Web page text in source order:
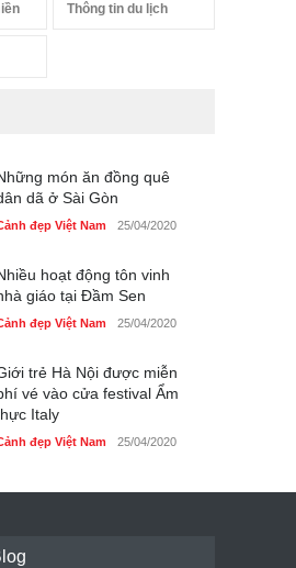
Thông tin du lịch
món ăn đồng quê
dã ở Sài Gòn
đẹp Việt Nam 25/04/2020
hoạt động tôn vinh
giáo tại Đầm Sen
đẹp Việt Nam 25/04/2020
trẻ Hà Nội được miễn
vé vào cửa festival Ẩm
Italy
đẹp Việt Nam 25/04/2020
giác mạch khoe sắc